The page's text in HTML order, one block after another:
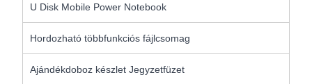
U Disk Mobile Power Notebook
Hordozható többfunkciós fájlcsomag
Ajándékdoboz készlet Jegyzetfüzet